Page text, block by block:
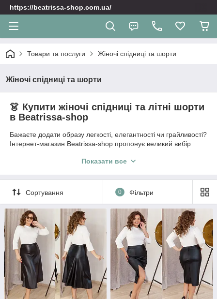
https://beatrissa-shop.com.ua/
Товари та послуги Жіночі спідниці та шорти
Жіночі спідниці та шорти
👗 Купити жіночі спідниці та літні шорти
в Beatrissa-shop
Бажаєте додати образу легкості, елегантності чи грайливості?
Інтернет-магазин Beatrissa-shop пропонує великий вибір
Спідниця — це втілення жіночності, тому ми підібрали моделі
повітряних літніх варіантів довжини міді та максі, які чудово
доповнять ваш стиль.
☀️ Стильні та зручні жіночі шорти для спекотних
днів
Для спекотного літа та комфортного відпочинку ідеально
підійдуть наші жіночі шорти. У каталозі представлені
джинсові, трикотажні, лляні та класичні шорти, які
забезпечують максимальну зручність під час прогулянок.
Висока якість пошиття, приємні до тіла матеріали та
різноманітність розмірів дозволять кожній жінці знайти свою
ідеальну модель. Замовляйте прямо зараз за вигідною
ціною!
Показати все
Сортування 0 Фільтри